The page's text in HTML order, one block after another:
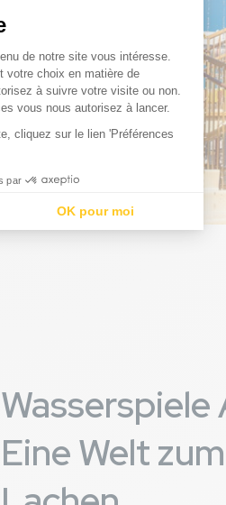
Wasserspiele
Eine Welt